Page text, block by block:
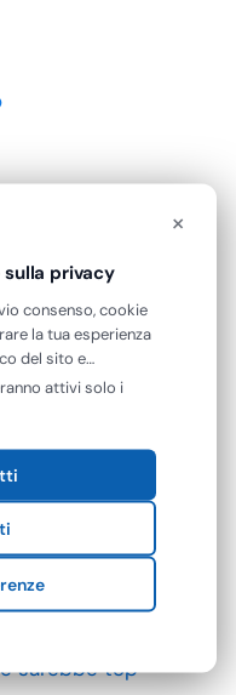
più grandi e più
sarebbe top
×
privacy
consenso, cookie
la tua esperienza
del sito e
Puoi
le tue
il consenso in
attivi solo i